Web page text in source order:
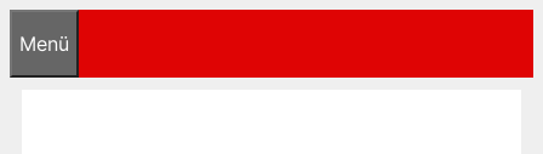
Inhalt
springen
Menü